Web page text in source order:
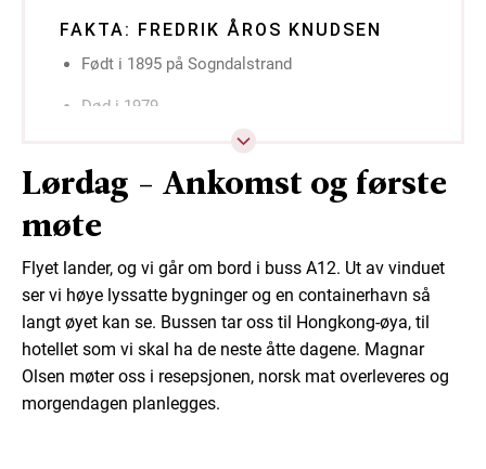
FAKTA: FREDRIK ÅROS KNUDSEN
Født i 1895 på Sogndalstrand
Død i 1979
Reiste ut til Kina i 1921
Giftet seg med Ellen i 1932
Flyktet fra Kina i 1949
Var i Hongkong til 1956
Reiste ut på kortere opphold etter 1956
Var både mentor og founder for skolen
Lørdag - Ankomst og første
møte
Flyet lander, og vi går om bord i buss A12. Ut av vinduet
ser vi høye lyssatte bygninger og en containerhavn så
langt øyet kan se. Bussen tar oss til Hongkong-øya, til
hotellet som vi skal ha de neste åtte dagene. Magnar
Olsen møter oss i resepsjonen, norsk mat overleveres og
morgendagen planlegges.